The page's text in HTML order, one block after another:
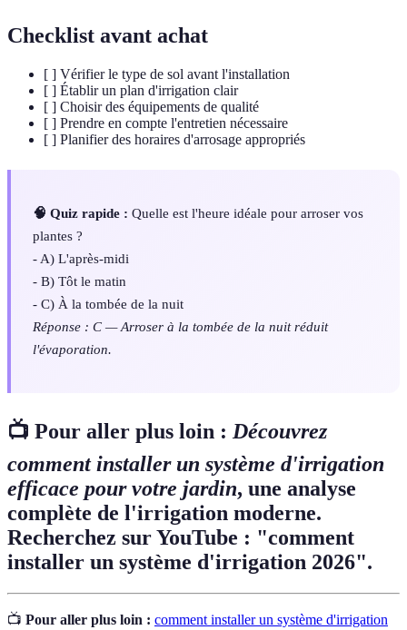
Checklist avant achat
[ ] Vérifier le type de sol avant l'installation
[ ] Établir un plan d'irrigation clair
[ ] Choisir des équipements de qualité
[ ] Prendre en compte l'entretien nécessaire
[ ] Planifier des horaires d'arrosage appropriés
🧠 Quiz rapide : Quelle est l'heure idéale pour arroser vos
plantes ?
- A) L'après-midi
- B) Tôt le matin
- C) À la tombée de la nuit
Réponse : C — Arroser à la tombée de la nuit réduit
l'évaporation.
📺 Pour aller plus loin : Découvrez
comment installer un système d'irrigation
efficace pour votre jardin, une analyse
complète de l'irrigation moderne.
Recherchez sur YouTube : "comment
installer un système d'irrigation 2026".
📺 Pour aller plus loin : comment installer un système d'irrigation